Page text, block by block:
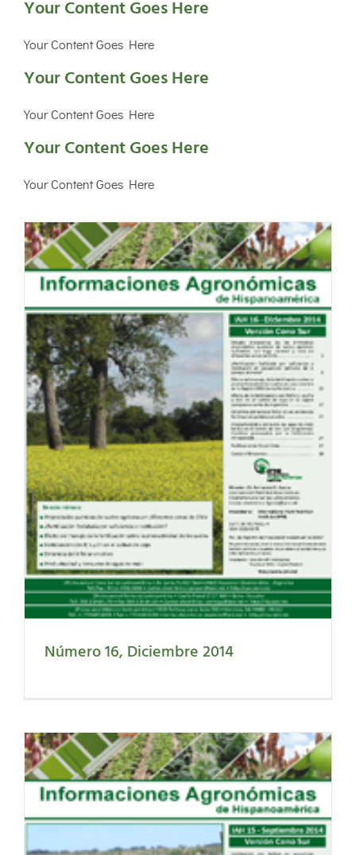
Your Content Goes Here
Your Content Goes Here
Your Content Goes Here
Your Content Goes Here
Your Content Goes Here
Your Content Goes Here
Número 16, Diciembre 2014